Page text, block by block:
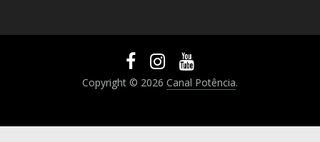
Copyright © 2026 Canal Potência.